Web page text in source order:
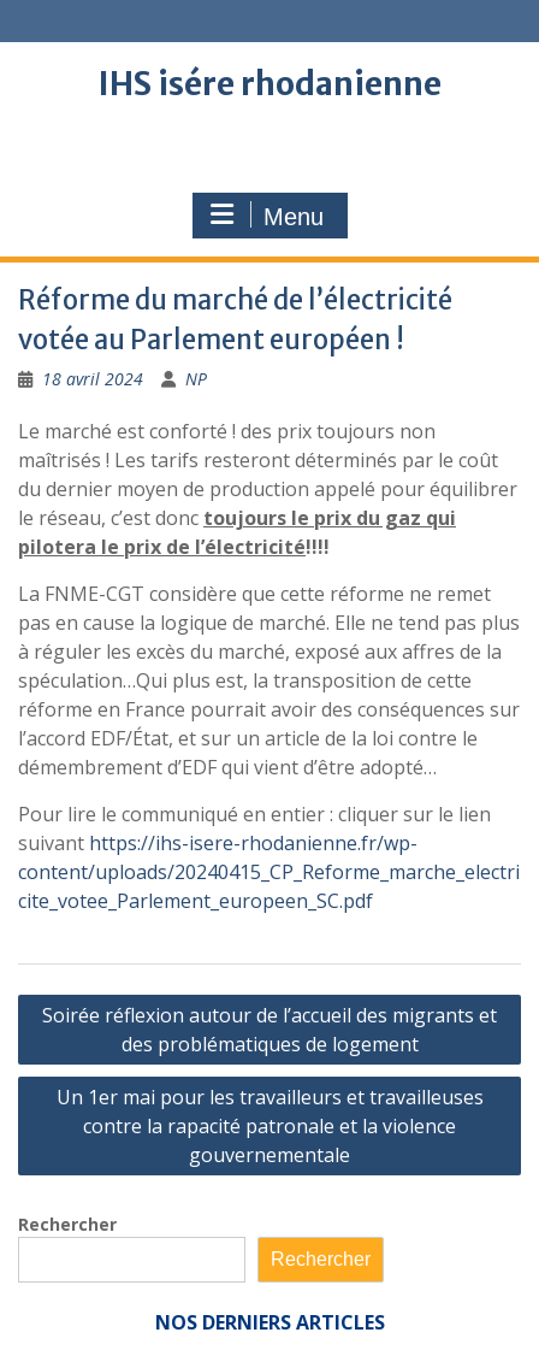
to
IHS isére rhodanienne
Menu
Réforme du marché de l’électricité
votée au Parlement européen !
18 avril 2024 NP
Le marché est conforté ! des prix toujours non
maîtrisés ! Les tarifs resteront déterminés par le coût
du dernier moyen de production appelé pour équilibrer
le réseau, c’est donc toujours le prix du gaz qui
pilotera le prix de l’électricité!!!!
La FNME-CGT considère que cette réforme ne remet
pas en cause la logique de marché. Elle ne tend pas plus
à réguler les excès du marché, exposé aux affres de la
spéculation…Qui plus est, la transposition de cette
réforme en France pourrait avoir des conséquences sur
l’accord EDF/État, et sur un article de la loi contre le
démembrement d’EDF qui vient d’être adopté…
Pour lire le communiqué en entier : cliquer sur le lien
suivant https://ihs-isere-rhodanienne.fr/wp-
content/uploads/20240415_CP_Reforme_marche_electri
cite_votee_Parlement_europeen_SC.pdf
Navigation
l’article
Soirée réflexion autour de l’accueil des migrants et
des problématiques de logement
Un 1er mai pour les travailleurs et travailleuses
contre la rapacité patronale et la violence
gouvernementale
Rechercher
Rechercher
NOS DERNIERS ARTICLES